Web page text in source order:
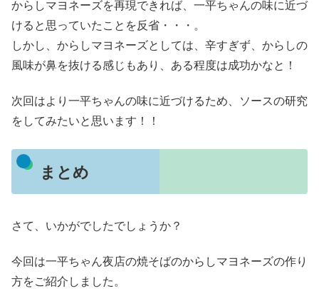
からしマヨネーズを再現できれば、一平ちゃんの味に近づ
けると思っていたことを反省・・・。
しかし、からしマヨネーズとしては、辛すぎず、からしの
風味が鼻を抜ける感じもあり、ある程度は成功かなと！
次回はより一平ちゃんの味に近づけるため、ソースの研究
をしてみたいと思います！！
まとめ
さて、いかがでしたでしょうか？
今回は一平ちゃん夜店の焼そばのからしマヨネーズの作り
方をご紹介しました。